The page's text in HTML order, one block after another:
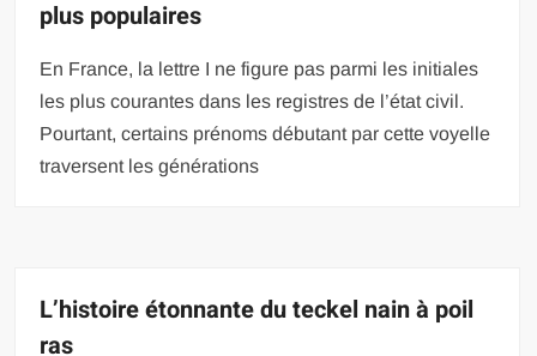
plus populaires
En France, la lettre I ne figure pas parmi les initiales
les plus courantes dans les registres de l’état civil.
Pourtant, certains prénoms débutant par cette voyelle
traversent les générations
L’histoire étonnante du teckel nain à poil
ras